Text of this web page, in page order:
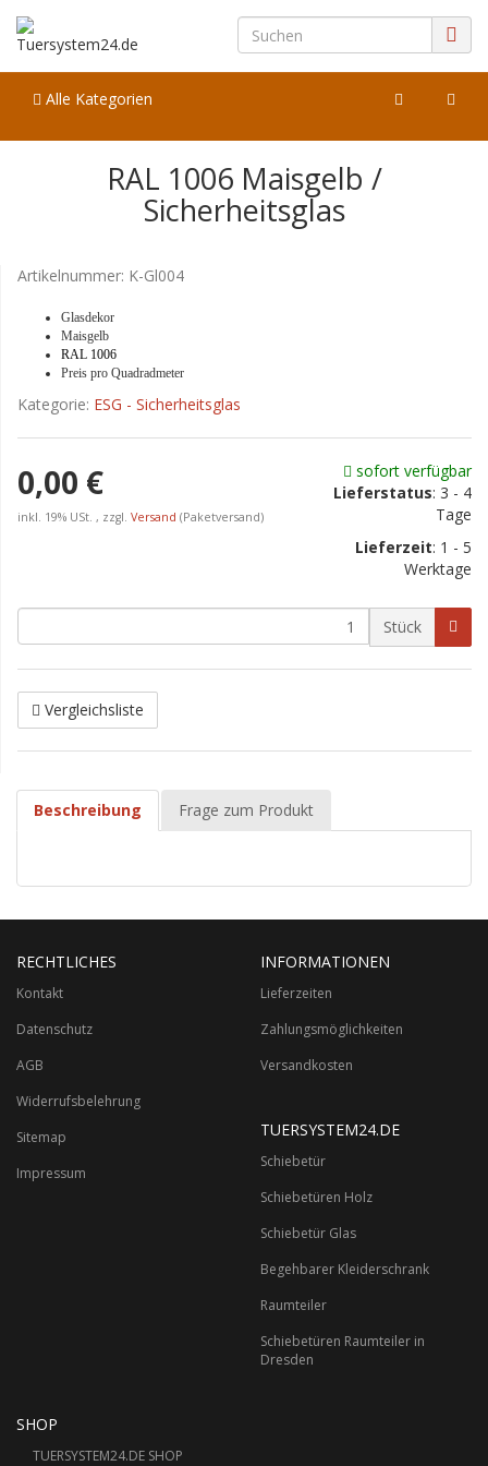
Alle Kategorien
RAL 1006 Maisgelb /
Sicherheitsglas
Artikelnummer: K-Gl004
Glasdekor
Maisgelb
RAL 1006
Preis pro Quadradmeter
Kategorie: ESG - Sicherheitsglas
0,00 €
inkl. 19% USt. , zzgl. Versand (Paketversand)
sofort verfügbar
Lieferstatus: 3 - 4
Tage
Lieferzeit: 1 - 5
Werktage
Stück
Vergleichsliste
Beschreibung Frage zum Produkt
RECHTLICHES
Kontakt
Datenschutz
AGB
Widerrufsbelehrung
Sitemap
Impressum
INFORMATIONEN
Lieferzeiten
Zahlungsmöglichkeiten
Versandkosten
TUERSYSTEM24.DE
Schiebetür
Schiebetüren Holz
Schiebetür Glas
Begehbarer Kleiderschrank
Raumteiler
Schiebetüren Raumteiler in
Dresden
SHOP
TUERSYSTEM24.DE SHOP